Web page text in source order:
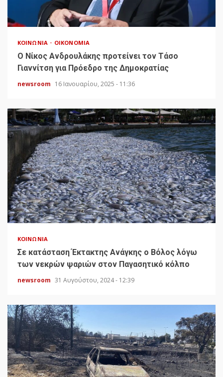
ΚΟΙΝΩΝΊΑ ΟΙΚΟΝΟΜΊΑ
Ο Νίκος Ανδρουλάκης προτείνει τον Τάσο
Γιαννίτση για Πρόεδρο της Δημοκρατίας
newsroom 16 Ιανουαρίου, 2025 - 11:36
ΚΟΙΝΩΝΊΑ
Σε κατάσταση Έκτακτης Ανάγκης ο Βόλος λόγω
των νεκρών ψαριών στον Παγασητικό κόλπο
newsroom 31 Αυγούστου, 2024 - 12:39